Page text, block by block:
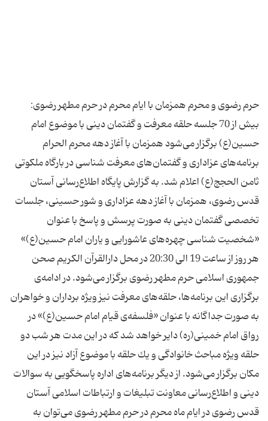
حرم رضوی و محرم همزمان با ایام محرم در حرم مطهر رضوی:
بیش از 70 جلسه حلقه معرفت و گفتمان دینی با موضوع امام
حسین(ع) برگزار می‌شود همزمان با آغاز دهه محرم الحرام
برنامه‌های عزاداری و گفتمان‌های معرفت شناسی در بارگاه ملكوتی
ثامن الحجج(ع) اعلام شد. به گزارش پایگاه اطلاع‌رسانی آستان
قدس رضوی، همزمان با آغاز دهه عزاداری و شور حسینی، جلسات
تخصصی گفتمان دینی به صورت پرسش و پاسخ با عنوان
«شخصیت شناسی چهره‌های عاشورایی و یاران امام حسین(ع)»
هر روز از ساعت 19 الی 20:30 در محل دارالقرآن الكریم صحن
جمهوری اسلامی حرم مطهر رضوی برگزار می‌شود. در ادامه‌ی
برگزاری این برنامه‌ها، حلقه‌های معرفت نیز ویژه برداران و خواهران
به صورت جداگانه با عنوان «فلسفه‌ی قیام امام حسین(ع)» در
رواق امام خمینی(ره) دایر خواهد شد كه در این مدت هر شب دو
حلقه ویژه مباحث خانوادگی و یك حلقه با موضوع آزاد نیز در این
مكان برگزار می‌شود. از دیگر برنامه‌های اداره پاسخگویی به سوالات
دینی و اطلاع‌رسانی معاونت تبلیغات و ارتباطات اسلامی آستان
قدس رضوی در ایام ماه محرم در حرم مطهر رضوی می‌توان به